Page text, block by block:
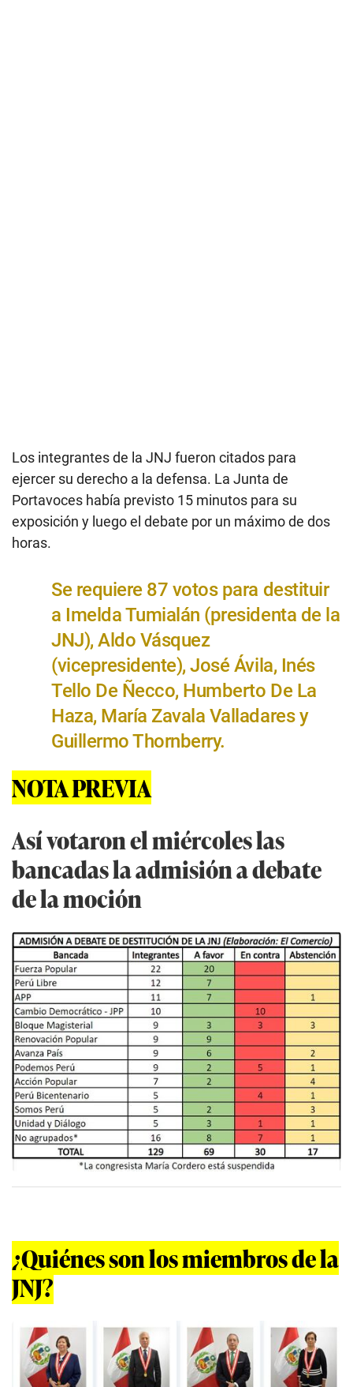
Los integrantes de la JNJ fueron citados para
ejercer su derecho a la defensa. La Junta de
Portavoces había previsto 15 minutos para su
exposición y luego el debate por un máximo de dos
horas.
Se requiere 87 votos para destituir
a Imelda Tumialán (presidenta de la
JNJ), Aldo Vásquez
(vicepresidente), José Ávila, Inés
Tello De Ñecco, Humberto De La
Haza, María Zavala Valladares y
Guillermo Thornberry.
NOTA PREVIA
Así votaron el miércoles las
bancadas la admisión a debate
de la moción
¿Quiénes son los miembros de la
JNJ?